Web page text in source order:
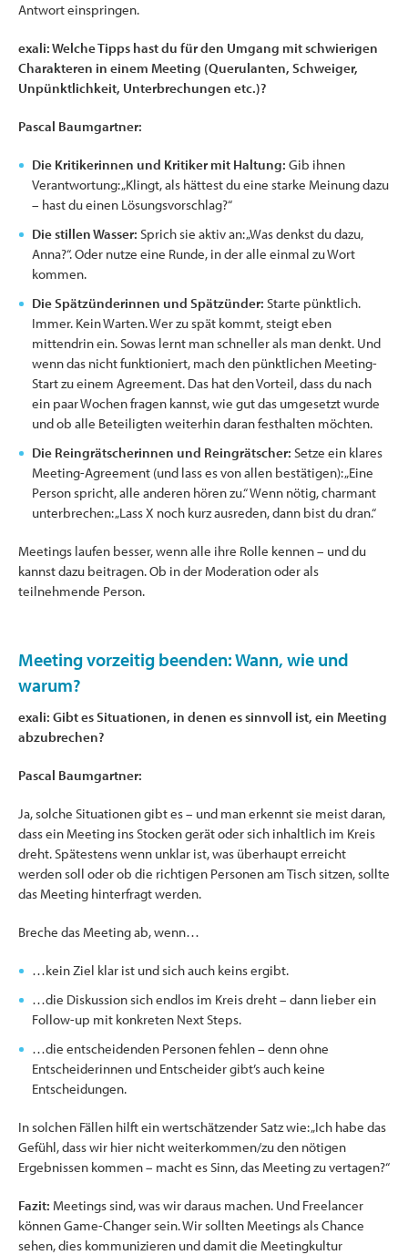
Antwort einspringen.
exali: Welche Tipps hast du für den Umgang mit schwierigen
Charakteren in einem Meeting (Querulanten, Schweiger,
Unpünktlichkeit, Unterbrechungen etc.)?
Pascal Baumgartner:
Die Kritikerinnen und Kritiker mit Haltung: Gib ihnen
Verantwortung: „Klingt, als hättest du eine starke Meinung dazu
– hast du einen Lösungsvorschlag?“
Die stillen Wasser: Sprich sie aktiv an: „Was denkst du dazu,
Anna?“. Oder nutze eine Runde, in der alle einmal zu Wort
kommen.
Die Spätzünderinnen und Spätzünder: Starte pünktlich.
Immer. Kein Warten. Wer zu spät kommt, steigt eben
mittendrin ein. Sowas lernt man schneller als man denkt. Und
wenn das nicht funktioniert, mach den pünktlichen Meeting-
Start zu einem Agreement. Das hat den Vorteil, dass du nach
ein paar Wochen fragen kannst, wie gut das umgesetzt wurde
und ob alle Beteiligten weiterhin daran festhalten möchten.
Die Reingrätscherinnen und Reingrätscher: Setze ein klares
Meeting-Agreement (und lass es von allen bestätigen): „Eine
Person spricht, alle anderen hören zu.“ Wenn nötig, charmant
unterbrechen: „Lass X noch kurz ausreden, dann bist du dran.“
Meetings laufen besser, wenn alle ihre Rolle kennen – und du
kannst dazu beitragen. Ob in der Moderation oder als
teilnehmende Person.
Meeting vorzeitig beenden: Wann, wie und
warum?
exali: Gibt es Situationen, in denen es sinnvoll ist, ein Meeting
abzubrechen?
Pascal Baumgartner:
Ja, solche Situationen gibt es – und man erkennt sie meist daran,
dass ein Meeting ins Stocken gerät oder sich inhaltlich im Kreis
dreht. Spätestens wenn unklar ist, was überhaupt erreicht
werden soll oder ob die richtigen Personen am Tisch sitzen, sollte
das Meeting hinterfragt werden.
Breche das Meeting ab, wenn…
…kein Ziel klar ist und sich auch keins ergibt.
…die Diskussion sich endlos im Kreis dreht – dann lieber ein
Follow-up mit konkreten Next Steps.
…die entscheidenden Personen fehlen – denn ohne
Entscheiderinnen und Entscheider gibt’s auch keine
Entscheidungen.
In solchen Fällen hilft ein wertschätzender Satz wie: „Ich habe das
Gefühl, dass wir hier nicht weiterkommen/zu den nötigen
Ergebnissen kommen – macht es Sinn, das Meeting zu vertagen?“
Fazit: Meetings sind, was wir daraus machen. Und Freelancer
können Game-Changer sein. Wir sollten Meetings als Chance
sehen, dies kommunizieren und damit die Meetingkultur